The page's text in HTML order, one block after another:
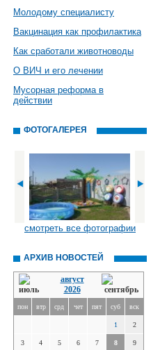
Молодому специалисту
Вакцинация как профилактика
Как сработали животноводы
О ВИЧ и его лечении
Мусорная реформа в
действии
ФОТОГАЛЕРЕЯ
смотреть все фотографии
АРХИВ НОВОСТЕЙ
август
2026
пон втр срд чет пят суб вск
1 2
3 4 5 6 7 8 9